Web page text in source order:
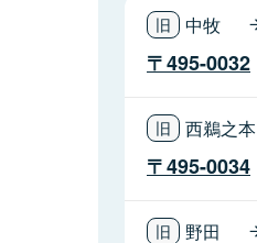
中牧
495-0032
西鵜之本
495-0034
野田